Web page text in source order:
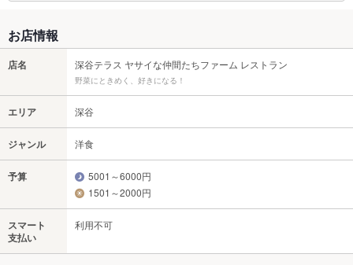
お店情報
店名 深谷テラス ヤサイな仲間たちファーム レストラン
野菜にときめく、好きになる！
エリア 深谷
ジャンル 洋食
予算
5001～6000円
1501～2000円
スマート
支払い
利用不可